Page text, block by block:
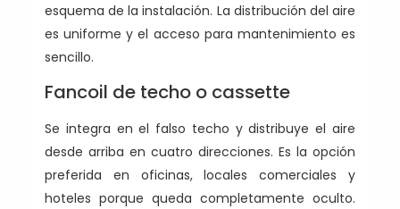
esquema de la instalación. La distribución del aire
es uniforme y el acceso para mantenimiento es
sencillo.
Fancoil de techo o cassette
Se integra en el falso techo y distribuye el aire
desde arriba en cuatro direcciones. Es la opción
preferida en oficinas, locales comerciales y
hoteles porque queda completamente oculto.